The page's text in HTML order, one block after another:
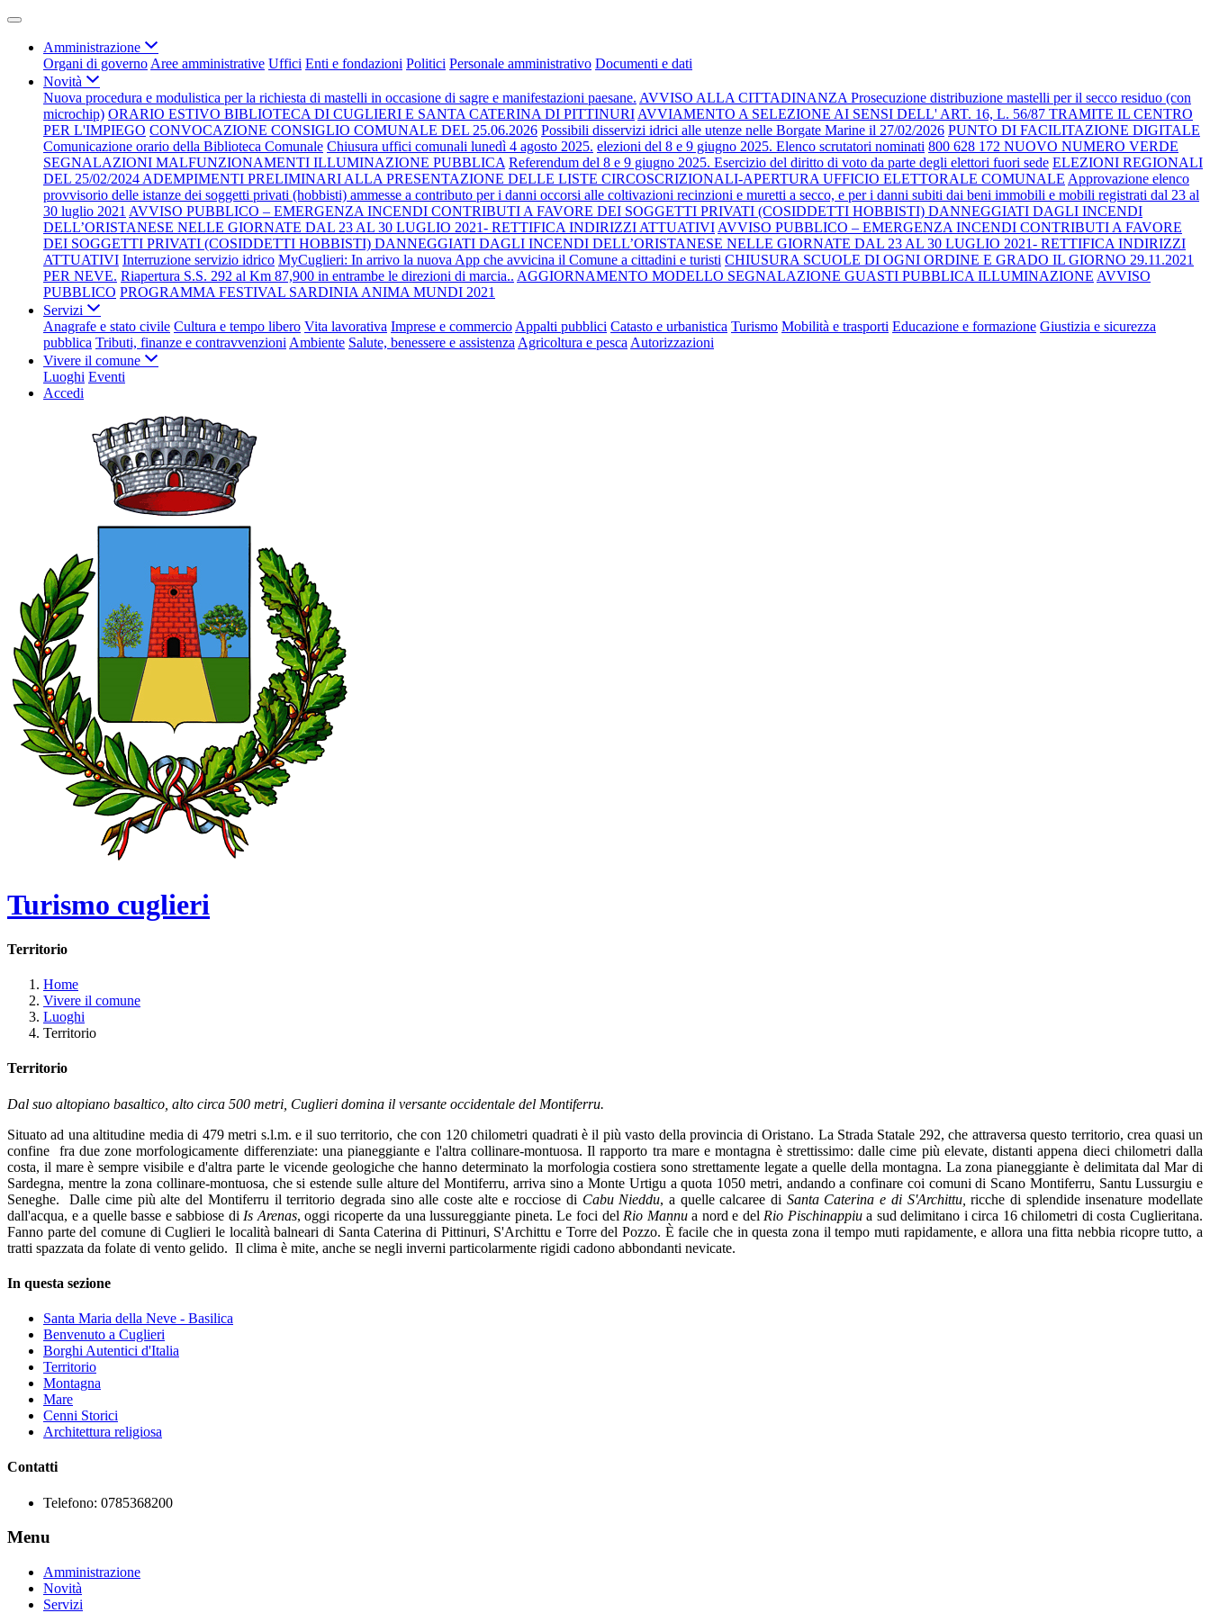
Amministrazione
Organi di governo Aree amministrative Uffici Enti e fondazioni Politici Personale amministrativo Documenti e dati
Novità
Nuova procedura e modulistica per la richiesta di mastelli in occasione di sagre e manifestazioni paesane. AVVISO ALLA CITTADINANZA Prosecuzione distribuzione mastelli per il secco residuo (con
microchip) ORARIO ESTIVO BIBLIOTECA DI CUGLIERI E SANTA CATERINA DI PITTINURI AVVIAMENTO A SELEZIONE AI SENSI DELL' ART. 16, L. 56/87 TRAMITE IL CENTRO
PER L'IMPIEGO CONVOCAZIONE CONSIGLIO COMUNALE DEL 25.06.2026 Possibili disservizi idrici alle utenze nelle Borgate Marine il 27/02/2026 PUNTO DI FACILITAZIONE DIGITALE
Comunicazione orario della Biblioteca Comunale Chiusura uffici comunali lunedì 4 agosto 2025. elezioni del 8 e 9 giugno 2025. Elenco scrutatori nominati 800 628 172 NUOVO NUMERO VERDE
SEGNALAZIONI MALFUNZIONAMENTI ILLUMINAZIONE PUBBLICA Referendum del 8 e 9 giugno 2025. Esercizio del diritto di voto da parte degli elettori fuori sede ELEZIONI REGIONALI
DEL 25/02/2024 ADEMPIMENTI PRELIMINARI ALLA PRESENTAZIONE DELLE LISTE CIRCOSCRIZIONALI-APERTURA UFFICIO ELETTORALE COMUNALE Approvazione elenco
provvisorio delle istanze dei soggetti privati (hobbisti) ammesse a contributo per i danni occorsi alle coltivazioni recinzioni e muretti a secco, e per i danni subiti dai beni immobili e mobili registrati dal 23 al
30 luglio 2021 AVVISO PUBBLICO – EMERGENZA INCENDI CONTRIBUTI A FAVORE DEI SOGGETTI PRIVATI (COSIDDETTI HOBBISTI) DANNEGGIATI DAGLI INCENDI
DELL’ORISTANESE NELLE GIORNATE DAL 23 AL 30 LUGLIO 2021- RETTIFICA INDIRIZZI ATTUATIVI AVVISO PUBBLICO – EMERGENZA INCENDI CONTRIBUTI A FAVORE
DEI SOGGETTI PRIVATI (COSIDDETTI HOBBISTI) DANNEGGIATI DAGLI INCENDI DELL’ORISTANESE NELLE GIORNATE DAL 23 AL 30 LUGLIO 2021- RETTIFICA INDIRIZZI
ATTUATIVI Interruzione servizio idrico MyCuglieri: In arrivo la nuova App che avvicina il Comune a cittadini e turisti CHIUSURA SCUOLE DI OGNI ORDINE E GRADO IL GIORNO 29.11.2021
PER NEVE. Riapertura S.S. 292 al Km 87,900 in entrambe le direzioni di marcia.. AGGIORNAMENTO MODELLO SEGNALAZIONE GUASTI PUBBLICA ILLUMINAZIONE AVVISO
PUBBLICO PROGRAMMA FESTIVAL SARDINIA ANIMA MUNDI 2021
Servizi
Anagrafe e stato civile Cultura e tempo libero Vita lavorativa Imprese e commercio Appalti pubblici Catasto e urbanistica Turismo Mobilità e trasporti Educazione e formazione Giustizia e sicurezza
pubblica Tributi, finanze e contravvenzioni Ambiente Salute, benessere e assistenza Agricoltura e pesca Autorizzazioni
Vivere il comune
Luoghi Eventi
Accedi
Turismo cuglieri
Territorio
Home
Vivere il comune
Luoghi
Territorio
Territorio
Dal suo altopiano basaltico, alto circa 500 metri, Cuglieri domina il versante occidentale del Montiferru.
Situato ad una altitudine media di 479 metri s.l.m. e il suo territorio, che con 120 chilometri quadrati è il più vasto della provincia di Oristano. La Strada Statale 292, che attraversa questo territorio, crea quasi un
confine fra due zone morfologicamente differenziate: una pianeggiante e l'altra collinare-montuosa. Il rapporto tra mare e montagna è strettissimo: dalle cime più elevate, distanti appena dieci chilometri dalla
costa, il mare è sempre visibile e d'altra parte le vicende geologiche che hanno determinato la morfologia costiera sono strettamente legate a quelle della montagna. La zona pianeggiante è delimitata dal Mar di
Sardegna, mentre la zona collinare-montuosa, che si estende sulle alture del Montiferru, arriva sino a Monte Urtigu a quota 1050 metri, andando a confinare coi comuni di Scano Montiferru, Santu Lussurgiu e
Seneghe. Dalle cime più alte del Montiferru il territorio degrada sino alle coste alte e rocciose di Cabu Nieddu, a quelle calcaree di Santa Caterina e di S'Archittu, ricche di splendide insenature modellate
dall'acqua, e a quelle basse e sabbiose di Is Arenas, oggi ricoperte da una lussureggiante pineta. Le foci del Rio Mannua nord e del Rio Pischinappiua sud delimitano i circa 16 chilometri di costa Cuglieritana.
Fanno parte del comune di Cuglieri le località balneari di Santa Caterina di Pittinuri, S'Archittu e Torre del Pozzo. È facile che in questa zona il tempo muti rapidamente, e allora una fitta nebbia ricopre tutto, a
tratti spazzata da folate di vento gelido. Il clima è mite, anche se negli inverni particolarmente rigidi cadono abbondanti nevicate.
In questa sezione
Santa Maria della Neve - Basilica
Benvenuto a Cuglieri
Borghi Autentici d'Italia
Territorio
Montagna
Mare
Cenni Storici
Architettura religiosa
Contatti
Telefono: 0785368200
Menu
Amministrazione
Novità
Servizi